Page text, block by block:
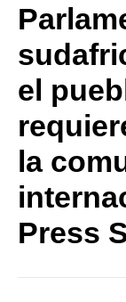
el
la
Press